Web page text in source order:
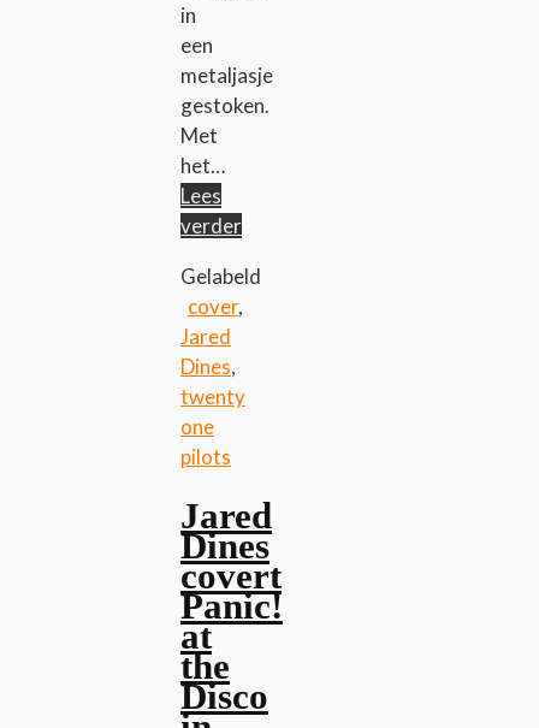
in
een
metaljasje
gestoken.
Met
het…
Lees
verder
Gelabeld
cover,
Jared
Dines,
twenty
one
pilots
Jared
Dines
covert
Panic!
at
the
Disco